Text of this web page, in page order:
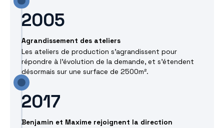
2005
Agrandissement des ateliers
Les ateliers de production s'agrandissent pour
répondre à l'évolution de la demande, et s'étendent
désormais sur une surface de 2500m².
2017
Benjamin et Maxime rejoignent la direction